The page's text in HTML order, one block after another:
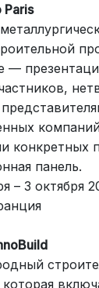
Paris
—
конкретных
панель.
– 3 октября